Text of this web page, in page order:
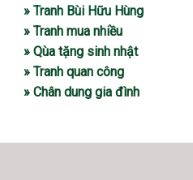
» Tranh Bùi Hữu Hùng
» Tranh mua nhiều
» Qùa tặng sinh nhật
» Tranh quan công
» Chân dung gia đình